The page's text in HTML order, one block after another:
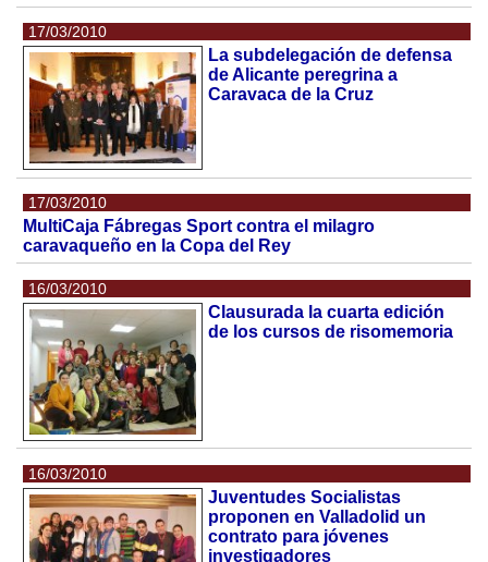
17/03/2010
La subdelegación de defensa
de Alicante peregrina a
Caravaca de la Cruz
17/03/2010
MultiCaja Fábregas Sport contra el milagro
caravaqueño en la Copa del Rey
16/03/2010
Clausurada la cuarta edición
de los cursos de risomemoria
16/03/2010
Juventudes Socialistas
proponen en Valladolid un
contrato para jóvenes
investigadores